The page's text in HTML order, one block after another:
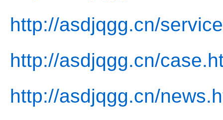
http://asdjqgg.cn/
http://asdjqgg.cn/
http://asdjqgg.cn/